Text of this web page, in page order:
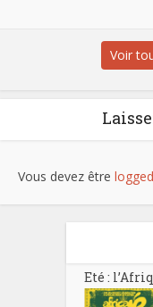
Voir
Vous devez être
Eté :